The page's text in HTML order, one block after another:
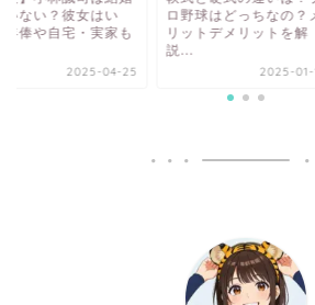
いない？彼女はい
年俸や自宅・実家も
2025-04-25
ロ野球はどっちなの？
リットデメリットを解
説...
2025-01-